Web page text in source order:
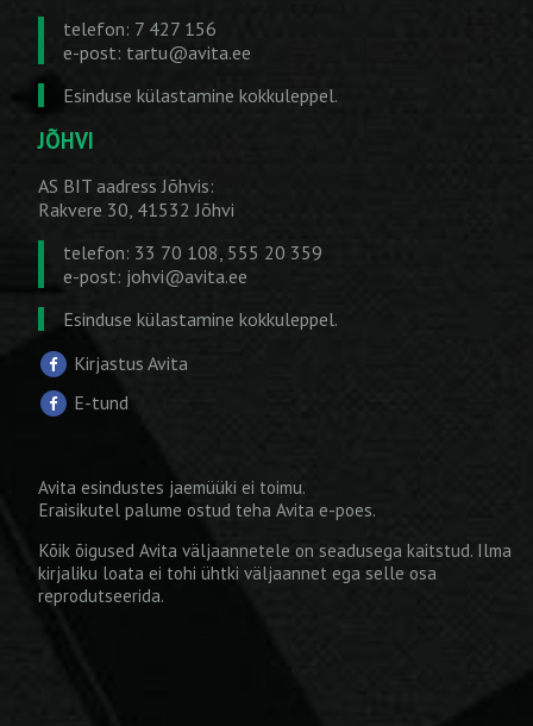
telefon: 7 427 156
e-post: tartu@avita.ee
Esinduse külastamine kokkuleppel.
JÕHVI
AS BIT aadress Jõhvis:
Rakvere 30, 41532 Jõhvi
telefon: 33 70 108, 555 20 359
e-post: johvi@avita.ee
Esinduse külastamine kokkuleppel.
Kirjastus Avita
E-tund
Avita esindustes jaemüüki ei toimu.
Eraisikutel palume ostud teha Avita e-poes.
Kõik õigused Avita väljaannetele on seadusega kaitstud. Ilma
kirjaliku loata ei tohi ühtki väljaannet ega selle osa
reprodutseerida.